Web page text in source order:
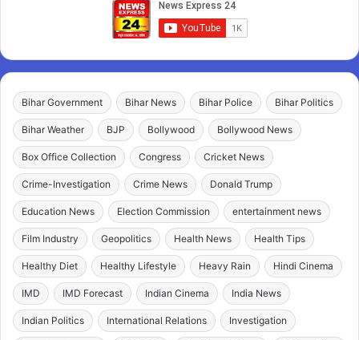
Bihar Government Bihar News Bihar Police Bihar Politics
Bihar Weather BJP Bollywood Bollywood News
Box Office Collection Congress Cricket News
Crime-Investigation Crime News Donald Trump
Education News Election Commission entertainment news
Film Industry Geopolitics Health News Health Tips
Healthy Diet Healthy Lifestyle Heavy Rain Hindi Cinema
IMD IMD Forecast Indian Cinema India News
Indian Politics International Relations Investigation